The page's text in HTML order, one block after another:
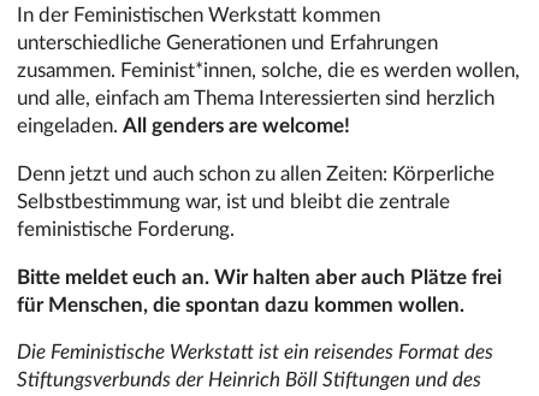
In der Feministischen Werkstatt kommen
unterschiedliche Generationen und Erfahrungen
zusammen. Feminist*innen, solche, die es werden wollen,
und alle, einfach am Thema Interessierten sind herzlich
eingeladen. All genders are welcome!
Denn jetzt und auch schon zu allen Zeiten: Körperliche
Selbstbestimmung war, ist und bleibt die zentrale
feministische Forderung.
Bitte meldet euch an. Wir halten aber auch Plätze frei
für Menschen, die spontan dazu kommen wollen.
Die Feministische Werkstatt ist ein reisendes Format des
Stiftungsverbunds der Heinrich Böll Stiftungen und des